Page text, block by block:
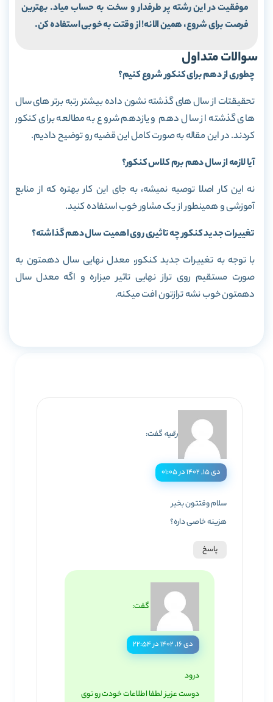
موفقیت در این رشته پر طرفدار و سخت به حساب میاد. بهترین
فرصت برای شروع، همین الانه! از وقتت به خوبی استفاده کن.
سوالات متداول
چطوری از دهم برای کنکور شروع کنیم؟
تحقیقتات از سال های گذشته نشون داده بیشتر رتبه برتر های سال
های گذشته از سال دهم و یازدهم شروع به مطالعه برای کنکور
کردند. در این مقاله به صورت کامل این قضیه رو توضیح دادیم.
آیا لازمه از سال دهم برم کلاس کنکور؟
نه این کار اصلا توصیه نمیشه، به جای این کار بهتره که از منابع
آموزشی و همینطور از یک مشاور خوب استفاده کنید.
تغییرات جدید کنکور چه تاثیری روی اهمیت سال دهم گذاشته؟
با توجه به تغییرات جدید کنکور، معدل نهایی سال دهمتون به
صورت مستقیم روی تراز نهایی تاثیر میزاره و اگه معدل سال
دهمتون خوب نشه ترازتون افت میکنه.
رقیهگفت:
دی ۱۵, ۱۴۰۲ در ۰۱:۰۵
سلام وقتتون بخیر
هزینه خاصی داره؟
پاسخ
گفت:
دی ۱۶, ۱۴۰۲ در ۲۲:۵۴
درود
دوست عزیز لطفا اطلاعات خودت رو توی